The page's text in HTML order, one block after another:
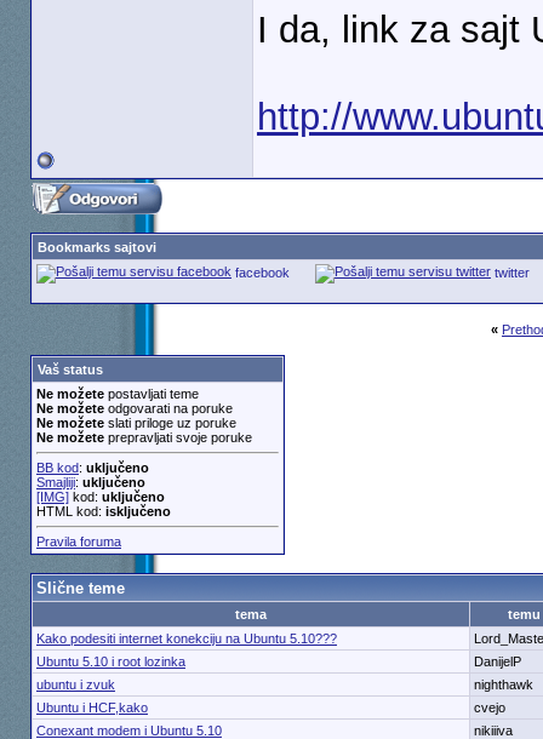
I da, link za sajt
http://
Bookmarks sajtovi
facebook
twitter
«
Vaš status
Ne možetepostavljati teme
Ne možeteodgovarati na poruke
Ne možeteslati priloge uz poruke
Ne možeteprepravljati svoje poruke
BB kod: uključeno
Smajliji: uključeno
[IMG]kod: uključeno
HTML kod: isključeno
Pravila foruma
Slične teme
tema
temu
Kako podesiti internet konekciju na Ubuntu 5.10???
Ubuntu 5.10 i root lozinka
DanijelP
ubuntu i zvuk
nighthawk
Ubuntu i HCF,kako
cvejo
Conexant modem i Ubuntu 5.10
nikiiiva